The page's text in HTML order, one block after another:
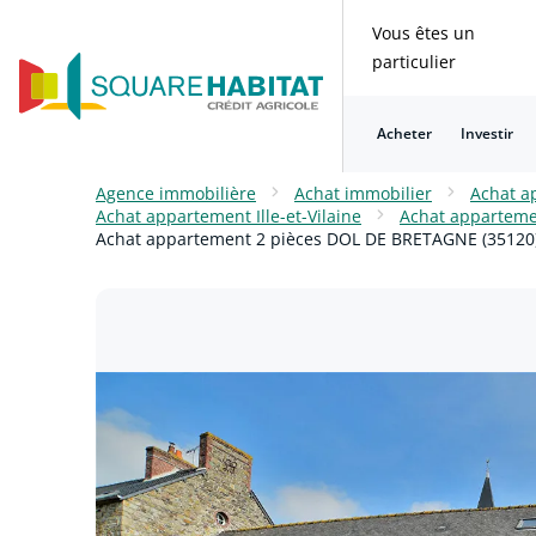
Vous êtes un
particulier
Acheter Investir
Agence immobilière Achat immobilier Achat
Achat appartement Ille-et-Vilaine
Achat
Achat appartement 2 pièces DOL DE BRETAGNE